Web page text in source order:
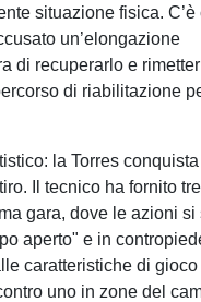
situazione fisica. C’è
un’elongazione
di recuperarlo e
di riabilitazione
la Torres
Il tecnico ha fornito
gara, dove le azioni si
aperto" e in
caratteristiche di gioco
uno in zone del